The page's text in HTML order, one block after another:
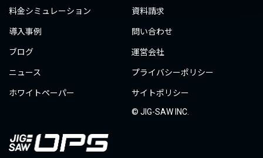
料金シミュレーション
導入事例
ブログ
ニュース
ホワイトペーパー
資料請求
問い合わせ
運営会社
プライバシーポリシー
サイトポリシー
© JIG-SAW INC.